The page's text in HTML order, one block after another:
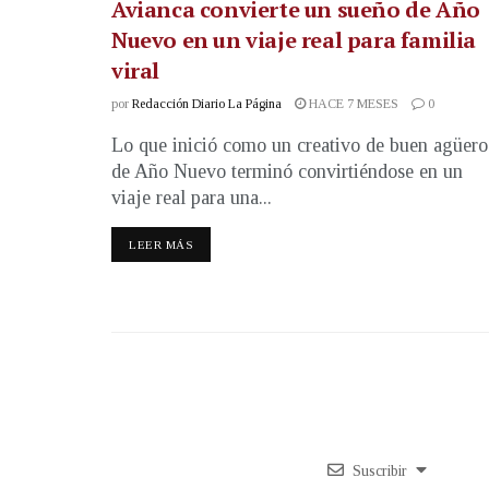
Avianca convierte un sueño de Año
Nuevo en un viaje real para familia
viral
por Redacción Diario La Página HACE 7 MESES 0
Lo que inició como un creativo de buen agüero
de Año Nuevo terminó convirtiéndose en un
viaje real para una...
LEER MÁS
Suscribir